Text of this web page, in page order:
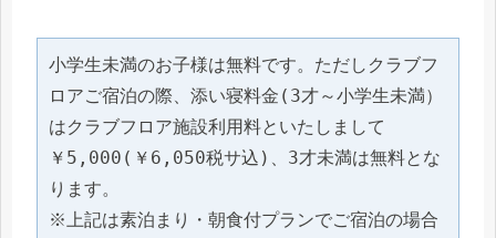
小学生未満のお子様は無料です。ただしクラブフ
ロアご宿泊の際、添い寝料金(3才～小学生未満）
はクラブフロア施設利用料といたしまして
￥5,000(￥6,050税サ込)、3才未満は無料とな
ります。
※上記は素泊まり・朝食付プランでご宿泊の場合